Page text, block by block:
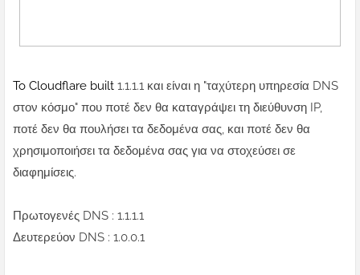
To Cloudflare built 1.1.1.1 και είναι η "ταχύτερη υπηρεσία DNS
στον κόσμο" που ποτέ δεν θα καταγράψει τη διεύθυνση IP,
ποτέ δεν θα πουλήσει τα δεδομένα σας, και ποτέ δεν θα
χρησιμοποιήσει τα δεδομένα σας για να στοχεύσει σε
διαφημίσεις.
Πρωτογενές DNS : 1.1.1.1
Δευτερεύον DNS : 1.0.0.1